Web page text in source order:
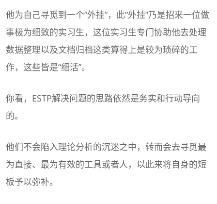
他为自己寻觅到一个“外挂”，此“外挂”乃是招来一位做
事极为细致的实习生，这位实习生专门协助他去处理
数据整理以及文档归档这类算得上是较为琐碎的工
作，这些皆是“细活”。
你看，ESTP解决问题的思路依然是务实和行动导向
的。
他们不会陷入理论分析的沉迷之中，转而会去寻觅最
为直接、最为有效的工具或者人，以此来将自身的短
板予以弥补。